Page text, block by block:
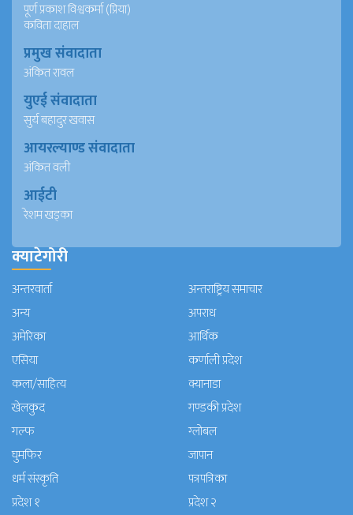
पूर्ण प्रकाश विश्वकर्मा (प्रिया)
कविता दाहाल
प्रमुख संवादाता
अंकित रावल
युएई संवादाता
सुर्य बहादुर खवास
आयरल्याण्ड संवादाता
अंकित वली
आईटी
रेशम खड्का
क्याटेगोरी
अन्तरवार्ता
अन्तराष्ट्रिय समाचार
अन्य
अपराध
अमेरिका
आर्थिक
एसिया
कर्णाली प्रदेश
कला/साहित्य
क्यानाडा
खेलकुद
गण्डकी प्रदेश
गल्फ
ग्लोबल
घुमफिर
जापान
धर्म संस्कृति
पत्रपत्रिका
प्रदेश १
प्रदेश २